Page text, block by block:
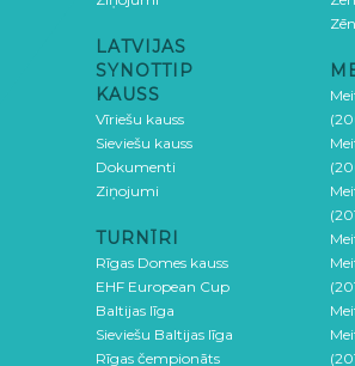
LATVIJAS
SYNOTTIP
KAUSS
Vīriešu kauss
Sieviešu kauss
Dokumenti
Ziņojumi
TURNĪRI
Rīgas Domes kauss
EHF European Cup
Baltijas līga
Sieviešu Baltijas līga
Rīgas čempionāts